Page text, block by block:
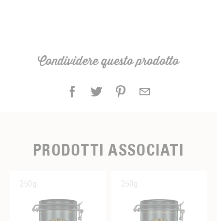
Condividere questo prodotto
PRODOTTI ASSOCIATI
250g 250g